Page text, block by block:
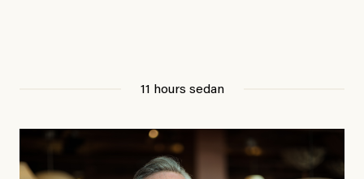
11 hours sedan